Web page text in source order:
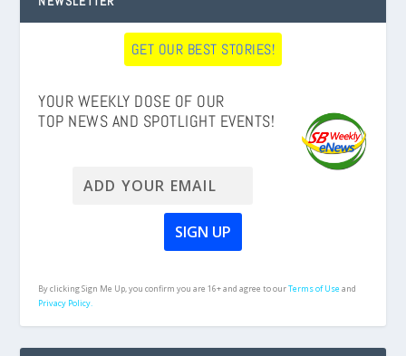
GET OUR BEST STORIES!
YOUR WEEKLY DOSE OF OUR
TOP NEWS AND SPOTLIGHT EVENTS!
By clicking Sign Me Up, you confirm you are 16+ and agree to ourTerms of Useand
Privacy Policy.